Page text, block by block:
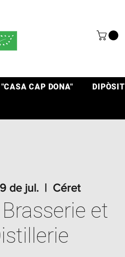
CAP DONA" DIPÒSIT
de jul.
  |
Céret
et